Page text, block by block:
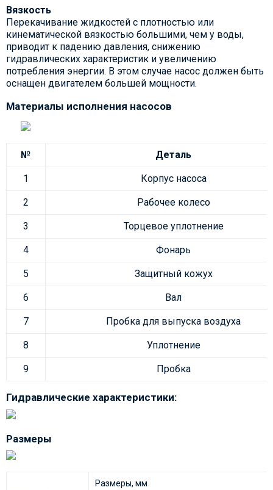
Вязкость
Перекачивание жидкостей с плотностью или
кинематической вязкостью большими, чем у воды,
приводит к падению давления, снижению
гидравлических характеристик и увеличению
потребления энергии. В этом случае насос должен быть
оснащен двигателем большей мощности.
Материалы исполнения насосов
№ Деталь
1 Корпус насоса
2 Рабочее колесо
3 Торцевое уплотнение
4 Фонарь
5 Защитный кожух
6 Вал
7 Пробка для выпуска воздуха
8 Уплотнение
9 Пробка
Гидравлические характеристики:
Размеры
Размеры, мм